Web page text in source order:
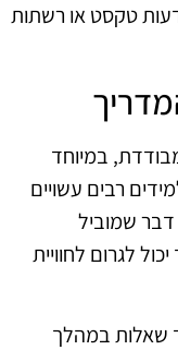
טקסט או רשתות
במיוחד
רבים עשויים
שמוביל
לגרום לחוויית
שאלות במהלך